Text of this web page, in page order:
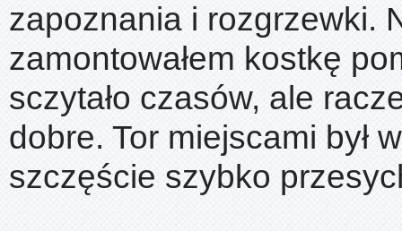
zapoznania i rozgrzewki.
zamontowałem kostkę
sczytało czasów, ale
dobre. Tor miejscami był
szczęście szybko